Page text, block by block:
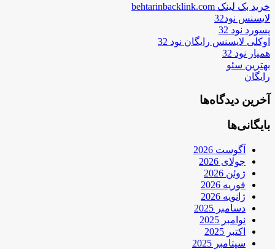
خرید بک لینک behtarinbacklink.com
لایسنس نود32
پسورد نود 32
اوکلی لایسنس رایگان نود 32
همیار نود 32
بهترین سئو
رایگان
آخرین دیدگاه‌ها
بایگانی‌ها
آگوست 2026
جولای 2026
ژوئن 2026
فوریه 2026
ژانویه 2026
دسامبر 2025
نوامبر 2025
اکتبر 2025
سپتامبر 2025